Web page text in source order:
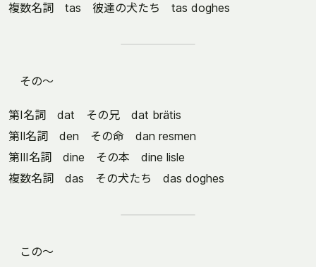
複数名詞 tas 彼達の犬たち tas doghes
その～
第Ⅰ名詞 dat その兄 dat brätis
第Ⅱ名詞 den その命 dan resmen
第Ⅲ名詞 dine その本 dine lisle
複数名詞 das その犬たち das doghes
この～